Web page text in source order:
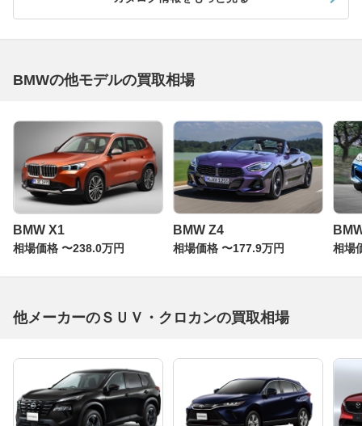
BMWの他モデルの買取相場
BMW X1
相場価格 〜238.0万円
BMW Z4
相場価格 〜177.9万円 相場
他メーカーのＳＵＶ・クロカンの買取相場